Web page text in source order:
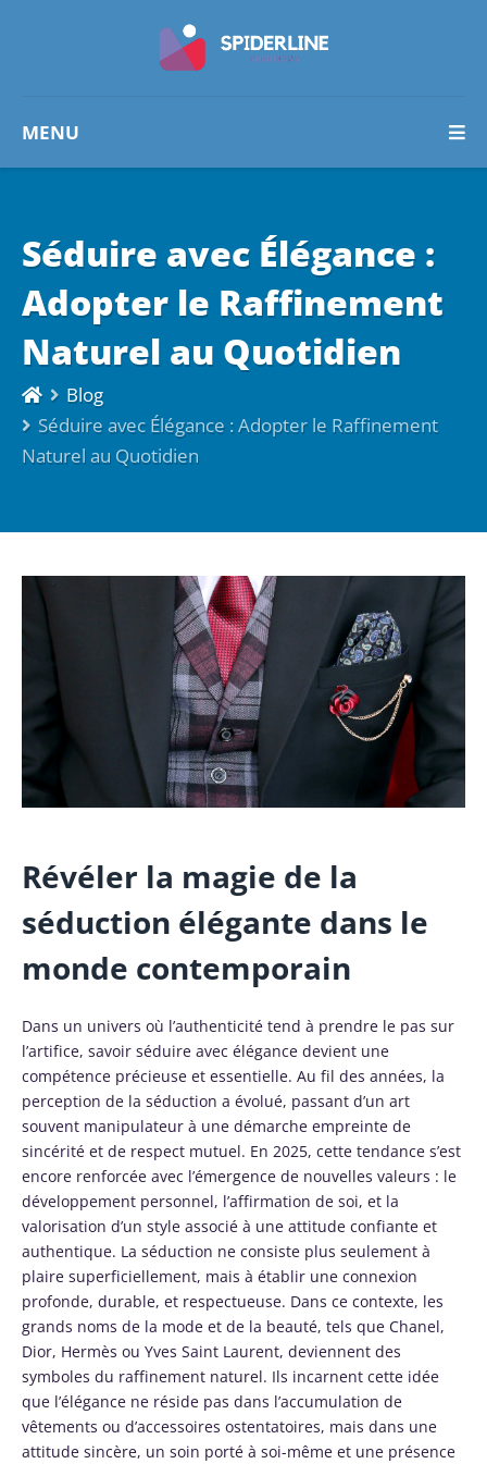
MENU
Séduire avec Élégance :
Adopter le Raffinement
Naturel au Quotidien
Blog
Séduire avec Élégance : Adopter le Raffinement
Naturel au Quotidien
Révéler la magie de la
séduction élégante dans le
monde contemporain
Dans un univers où l’authenticité tend à prendre le pas sur
l’artifice, savoir séduire avec élégance devient une
compétence précieuse et essentielle. Au fil des années, la
perception de la séduction a évolué, passant d’un art
souvent manipulateur à une démarche empreinte de
sincérité et de respect mutuel. En 2025, cette tendance s’est
encore renforcée avec l’émergence de nouvelles valeurs : le
développement personnel, l’affirmation de soi, et la
valorisation d’un style associé à une attitude confiante et
authentique. La séduction ne consiste plus seulement à
plaire superficiellement, mais à établir une connexion
profonde, durable, et respectueuse. Dans ce contexte, les
grands noms de la mode et de la beauté, tels que Chanel,
Dior, Hermès ou Yves Saint Laurent, deviennent des
symboles du raffinement naturel. Ils incarnent cette idée
que l’élégance ne réside pas dans l’accumulation de
vêtements ou d’accessoires ostentatoires, mais dans une
attitude sincère, un soin porté à soi-même et une présence